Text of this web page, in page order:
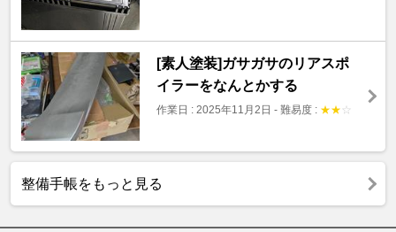
[素人塗装]ガサガサのリアスポ
イラーをなんとかする
作業日 : 2025年11月2日 - 難易度 : ★★ ☆
整備手帳をもっと見る